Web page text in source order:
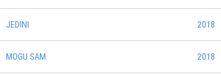
JEDINI 2018
MOGU SAM 2018